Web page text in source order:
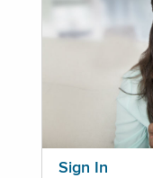
Sign In